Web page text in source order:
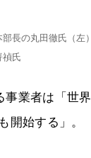
長の丸田徹氏（左
禎氏
業者は「世
開始する」。